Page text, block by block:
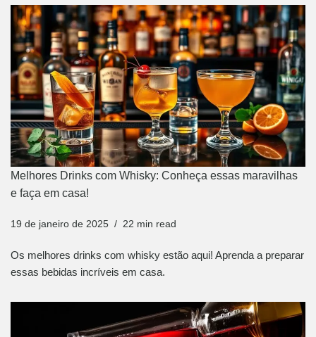
Melhores Drinks com Whisky: Conheça essas maravilhas
e faça em casa!
19 de janeiro de 2025 22 min read
Os melhores drinks com whisky estão aqui! Aprenda a preparar
essas bebidas incríveis em casa.